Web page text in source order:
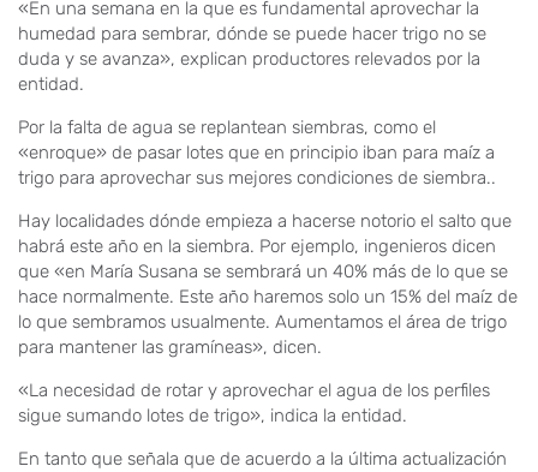
«En una semana en la que es fundamental aprovechar la
humedad para sembrar, dónde se puede hacer trigo no se
duda y se avanza», explican productores relevados por la
entidad.
Por la falta de agua se replantean siembras, como el
«enroque» de pasar lotes que en principio iban para maíz a
trigo para aprovechar sus mejores condiciones de siembra..
Hay localidades dónde empieza a hacerse notorio el salto que
habrá este año en la siembra. Por ejemplo, ingenieros dicen
que «en María Susana se sembrará un 40% más de lo que se
hace normalmente. Este año haremos solo un 15% del maíz de
lo que sembramos usualmente. Aumentamos el área de trigo
para mantener las gramíneas», dicen.
«La necesidad de rotar y aprovechar el agua de los perfiles
sigue sumando lotes de trigo», indica la entidad.
En tanto que señala que de acuerdo a la última actualización